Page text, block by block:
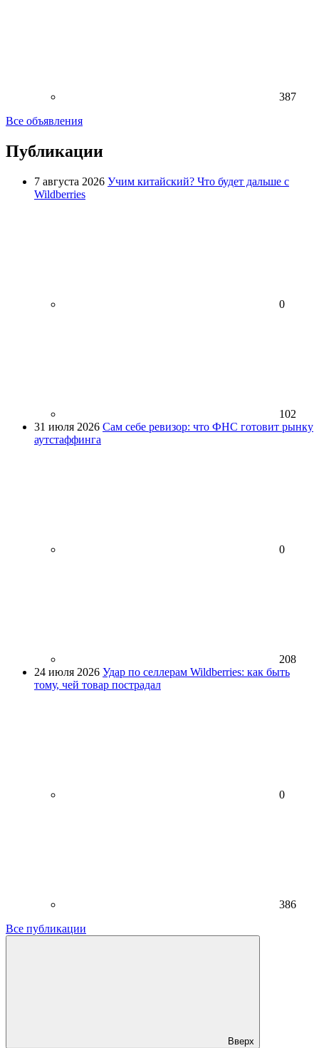
387
Все объявления
Публикации
7 августа 2026 Учим китайский? Что будет дальше с
Wildberries
0
102
31 июля 2026 Сам себе ревизор: что ФНС готовит рынку
аутстаффинга
0
208
24 июля 2026 Удар по селлерам Wildberries: как быть
тому, чей товар пострадал
0
386
Все публикации
Вверх